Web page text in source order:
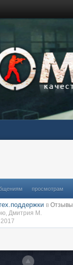
просмотрам
в Отзывы
,Дмитрия М.